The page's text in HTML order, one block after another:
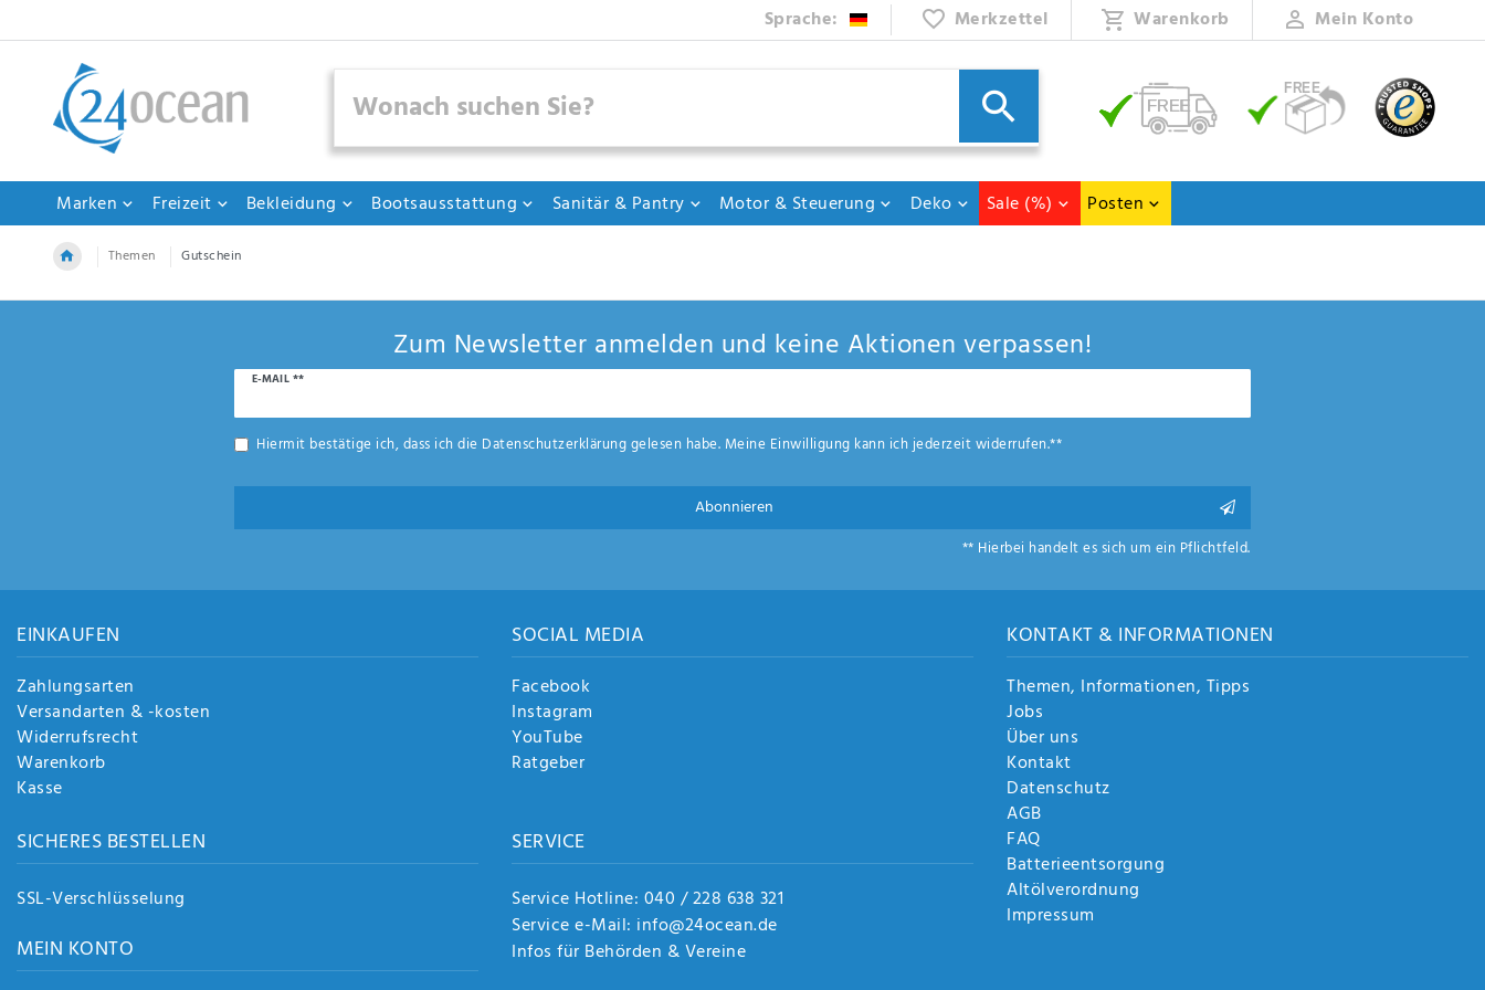
Sprache: Merkzettel Warenkorb Mein Konto
Marken Freizeit Bekleidung Bootsausstattung Sanitär & Pantry Motor & Steuerung Deko Sale (%) Posten
Themen Gutschein
Zum Newsletter anmelden und keine Aktionen verpassen!
E-MAIL **
Newsletter
Hiermit bestätige ich, dass ich die Daten­schutz­erklärunggelesen habe. Meine Einwilligung kann ich jederzeit widerrufen.**
Abonnieren
** Hierbei handelt es sich um ein Pflichtfeld.
EINKAUFEN
Zahlungsarten
Versandarten & -kosten
Widerrufsrecht
Warenkorb
Kasse
SICHERES BESTELLEN
SSL-Verschlüsselung
MEIN KONTO
SOCIAL MEDIA
Facebook
Instagram
YouTube
Ratgeber
SERVICE
Service Hotline: 040 / 228 638 321
Service e-Mail: info@24ocean.de
Infos für Behörden & Vereine
KONTAKT & INFORMATIONEN
Themen, Informationen, Tipps
Jobs
Über uns
Kontakt
Datenschutz
AGB
FAQ
Batterieentsorgung
Altölverordnung
Impressum